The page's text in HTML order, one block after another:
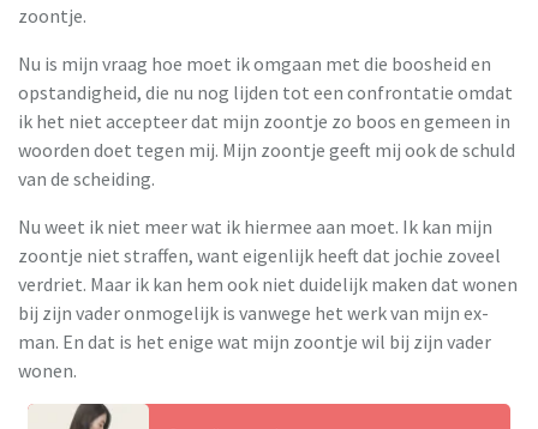
zoontje.
Nu is mijn vraag hoe moet ik omgaan met die boosheid en
opstandigheid, die nu nog lijden tot een confrontatie omdat
ik het niet accepteer dat mijn zoontje zo boos en gemeen in
woorden doet tegen mij. Mijn zoontje geeft mij ook de schuld
van de scheiding.
Nu weet ik niet meer wat ik hiermee aan moet. Ik kan mijn
zoontje niet straffen, want eigenlijk heeft dat jochie zoveel
verdriet. Maar ik kan hem ook niet duidelijk maken dat wonen
bij zijn vader onmogelijk is vanwege het werk van mijn ex-
man. En dat is het enige wat mijn zoontje wil bij zijn vader
wonen.